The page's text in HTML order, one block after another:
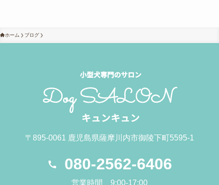
ホーム ブログ
〒895-0061 鹿児島県薩摩川内市御陵下町5595-1
080-2562-6406
営業時間 9:00-17:00